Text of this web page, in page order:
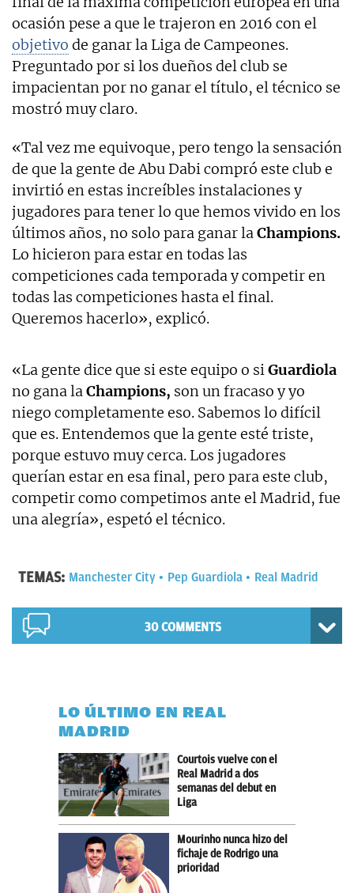
ocasión pese a que le trajeron en 2016 con el
objetivo de ganar la Liga de Campeones.
Preguntado por si los dueños del club se
impacientan por no ganar el título, el técnico se
mostró muy claro.
«Tal vez me equivoque, pero tengo la sensación
de que la gente de Abu Dabi compró este club e
invirtió en estas increíbles instalaciones y
jugadores para tener lo que hemos vivido en los
últimos años, no solo para ganar laChampions.
Lo hicieron para estar en todas las
competiciones cada temporada y competir en
todas las competiciones hasta el final.
Queremos hacerlo», explicó.
«La gente dice que si este equipo o siGuardiola
no gana laChampions, son un fracaso y yo
niego completamente eso. Sabemos lo difícil
que es. Entendemos que la gente esté triste,
porque estuvo muy cerca. Los jugadores
querían estar en esa final, pero para este club,
competir como competimos ante el Madrid, fue
una alegría», espetó el técnico.
TEMAS: Manchester City Pep Guardiola Real Madrid
30 COMMENTS
LO ÚLTIMO EN REAL
MADRID
Courtois vuelve con el
Real Madrid a dos
semanas del debut en
Liga
Mourinho nunca hizo del
fichaje de Rodrigo una
prioridad